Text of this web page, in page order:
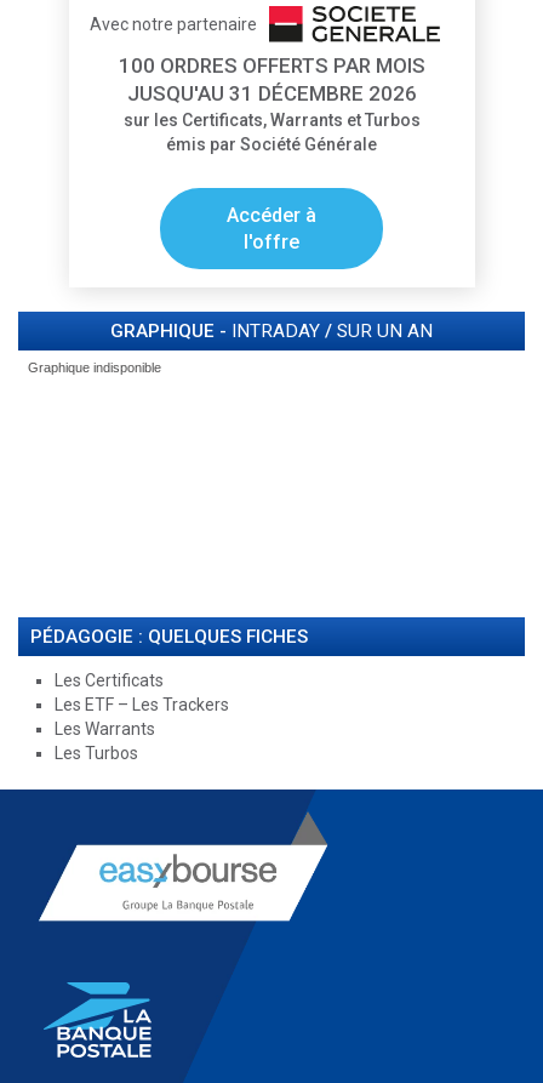
Avec notre partenaire
100 ORDRES OFFERTS PAR MOIS
JUSQU'AU 31 DÉCEMBRE 2026
sur les Certificats, Warrants et Turbos
émis par Société Générale
Accéder à
l'offre
GRAPHIQUE - INTRADAY / SUR UN AN
PÉDAGOGIE : QUELQUES FICHES
Les Certificats
Les ETF – Les Trackers
Les Warrants
Les Turbos